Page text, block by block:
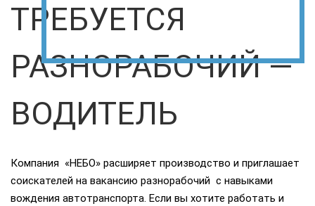
ТРЕБУЕТСЯ
РАЗНОРАБОЧИЙ —
ВОДИТЕЛЬ
Компания «НЕБО» расширяет производство и приглашает
соискателей на вакансию разнорабочий с навыками
вождения автотранспорта. Если вы хотите работать и